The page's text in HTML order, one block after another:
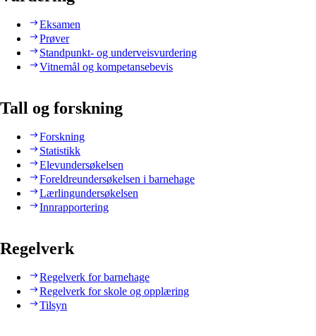
Eksamen
Prøver
Standpunkt- og underveisvurdering
Vitnemål og kompetansebevis
Tall og forskning
Forskning
Statistikk
Elevundersøkelsen
Foreldreundersøkelsen i barnehage
Lærlingundersøkelsen
Innrapportering
Regelverk
Regelverk for barnehage
Regelverk for skole og opplæring
Tilsyn